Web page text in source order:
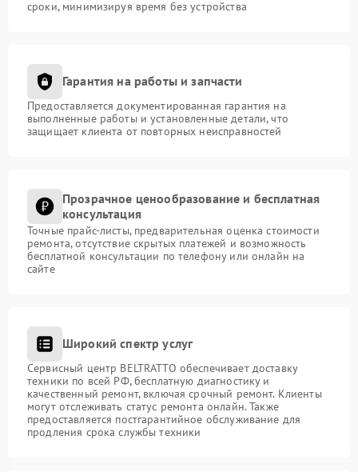
сроки, минимизируя время без устройства
Гарантия на работы и запчасти
Предоставляется документированная гарантия на
выполненные работы и установленные детали, что
защищает клиента от повторных неисправностей
Прозрачное ценообразование и бесплатная
консультация
Точные прайс-листы, предварительная оценка стоимости
ремонта, отсутствие скрытых платежей и возможность
бесплатной консультации по телефону или онлайн на
сайте
Широкий спектр услуг
Сервисный центр BELTRATTO обеспечивает доставку
техники по всей РФ, бесплатную диагностику и
качественный ремонт, включая срочный ремонт. Клиенты
могут отслеживать статус ремонта онлайн. Также
предоставляется постгарантийное обслуживание для
продления срока службы техники